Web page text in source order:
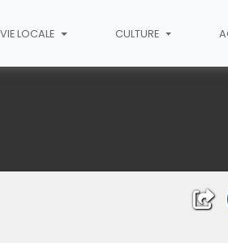
VIE LOCALE CULTURE